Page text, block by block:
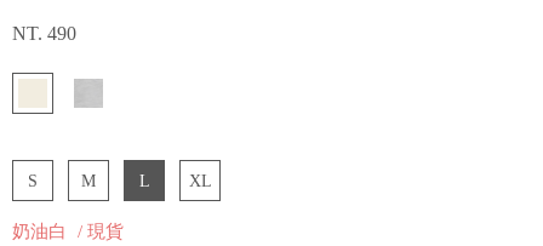
NT. 490
S M L XL
奶油白 / 現貨